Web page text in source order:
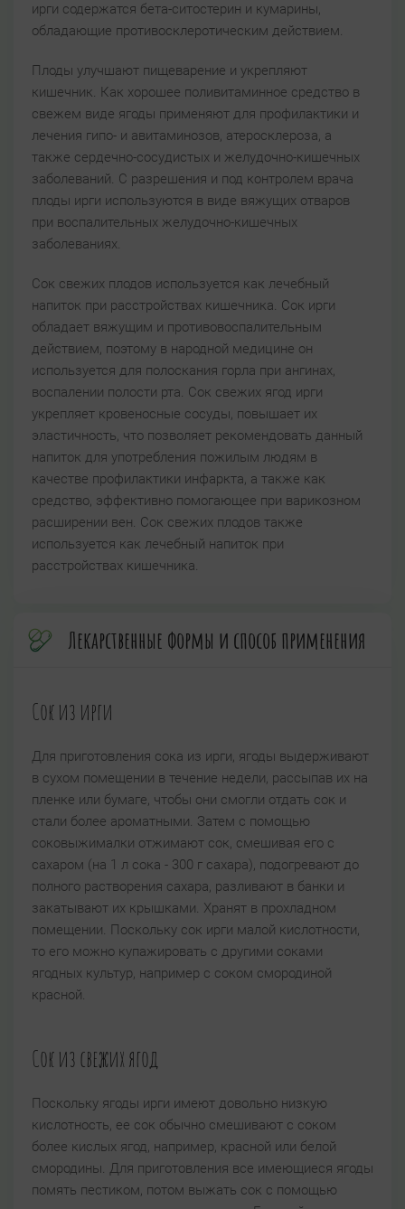
ирги содержатся бета-ситостерин и кумарины,
обладающие противосклеротическим действием.
Плоды улучшают пищеварение и укрепляют
кишечник. Как хорошее поливитаминное средство в
свежем виде ягоды применяют для профилактики и
лечения гипо- и авитаминозов, атеросклероза, а
также сердечно-сосудистых и желудочно-кишечных
заболеваний. С разрешения и под контролем врача
плоды ирги используются в виде вяжущих отваров
при воспалительных желудочно-кишечных
заболеваниях.
Сок свежих плодов используется как лечебный
напиток при расстройствах кишечника. Сок ирги
обладает вяжущим и противовоспалительным
действием, поэтому в народной медицине он
используется для полоскания горла при ангинах,
воспалении полости рта. Сок свежих ягод ирги
укрепляет кровеносные сосуды, повышает их
эластичность, что позволяет рекомендовать данный
напиток для употребления пожилым людям в
качестве профилактики инфаркта, а также как
средство, эффективно помогающее при варикозном
расширении вен. Сок свежих плодов также
используется как лечебный напиток при
расстройствах кишечника.
Лекарственные формы и способ применения
Сок из ирги
Для приготовления сока из ирги, ягоды выдерживают
в сухом помещении в течение недели, рассыпав их на
пленке или бумаге, чтобы они смогли отдать сок и
стали более ароматными. Затем с помощью
соковыжималки отжимают сок, смешивая его с
сахаром (на 1 л сока - 300 г сахара), подогревают до
полного растворения сахара, разливают в банки и
закатывают их крышками. Хранят в прохладном
помещении. Поскольку сок ирги малой кислотности,
то его можно купажировать с другими соками
ягодных культур, например с соком смородиной
красной.
Сок из свежих ягод
Поскольку ягоды ирги имеют довольно низкую
кислотность, ее сок обычно смешивают с соком
более кислых ягод, например, красной или белой
смородины. Для приготовления все имеющиеся ягоды
помять пестиком, потом выжать сок с помощью